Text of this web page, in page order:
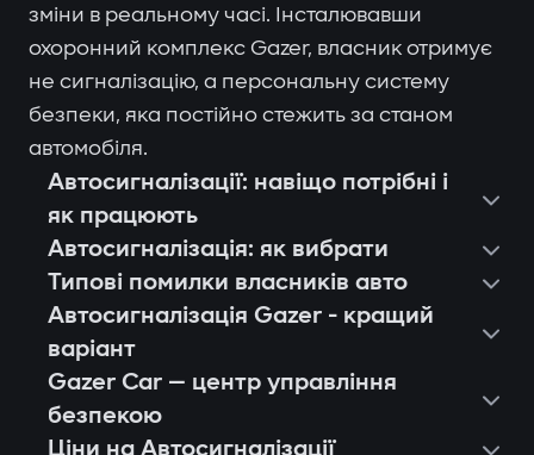
зміни в реальному часі. Інсталювавши
охоронний комплекс Gazer, власник отримує
не сигналізацію, а персональну систему
безпеки, яка постійно стежить за станом
автомобіля.
Автосигналізації: навіщо потрібні і
як працюють
Автосигналізація: як вибрати
Типові помилки власників авто
Автосигналізація Gazer - кращий
варіант
Gazer Car — центр управління
безпекою
Ціни на Автосигналізації